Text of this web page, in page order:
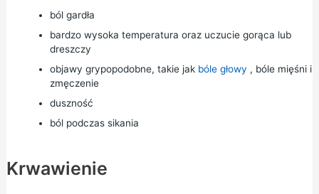
ból gardła
bardzo wysoka temperatura oraz uczucie gorąca lub
dreszczy
objawy grypopodobne, takie jak bóle głowy , bóle mięśni i
zmęczenie
duszność
ból podczas sikania
Krwawienie